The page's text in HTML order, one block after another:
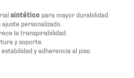
sintético para mayor durabilidad.
personalizado.
la transpirabilidad.
y soporte.
y adherencia al piso.